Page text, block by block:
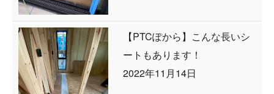
【PTCぽから】こんな長いシ
ートもあります！
2022年11月14日